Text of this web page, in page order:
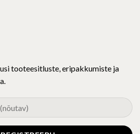
tooteesitluste, eripakkumiste ja